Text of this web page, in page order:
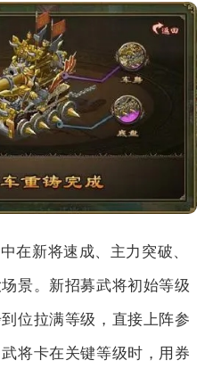
在新将速成、主力突破、
景。新招募武将初始等级
位拉满等级，直接上阵参
将卡在关键等级时，用券